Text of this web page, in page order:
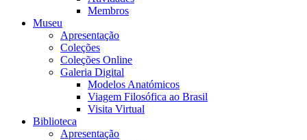
Membros
Museu
Apresentação
Coleções
Coleções Online
Galeria Digital
Modelos Anatómicos
Viagem Filosófica ao Brasil
Visita Virtual
Biblioteca
Apresentação